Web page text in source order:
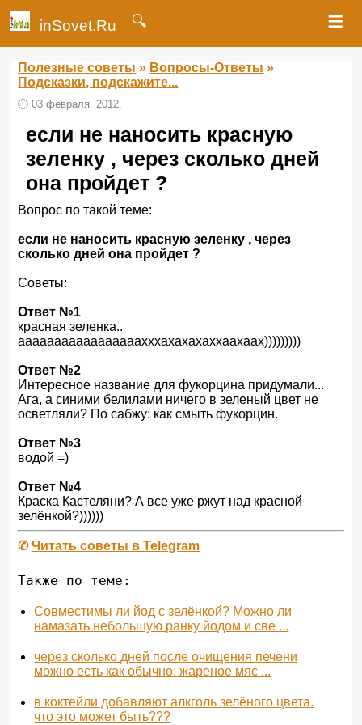
inSovet.Ru 🔍 ≡
Полезные советы » Вопросы-Ответы »
Подсказки, подскажите...
🕛03 февраля, 2012.
если не наносить красную
зеленку , через сколько дней
она пройдет ?
Вопрос по такой теме:
если не наносить красную зеленку , через
сколько дней она пройдет ?
Советы:
Ответ №1
красная зеленка..
ааааааааааааааааахххахахахаххаахаах)))))))))
Ответ №2
Интересное название для фукорцина придумали...
Ага, а синими белилами ничего в зеленый цвет не
осветляли? По сабжу: как смыть фукорцин.
Ответ №3
водой =)
Ответ №4
Краска Кастеляни? А все уже ржут над красной
зелёнкой?))))))
✆Читать советы в Telegram
Также по теме:
Совместимы ли йод с зелёнкой? Можно ли
намазать небольшую ранку йодом и све ...
через сколько дней после очищения печени
можно есть как обычно: жареное мяс ...
в коктейли добавляют алкголь зелёного цвета.
что это может быть???